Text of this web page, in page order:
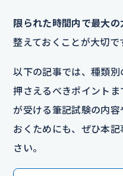
限られた時間内で最大の
整えておくことが大切で
以下の記事では、種類
押さえるべきポイント
が受ける筆記試験の内
おくためにも、ぜひ本
さい。